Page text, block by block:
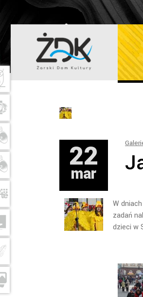
ŻARSKI
22
mar
W
zadań
dzieci w